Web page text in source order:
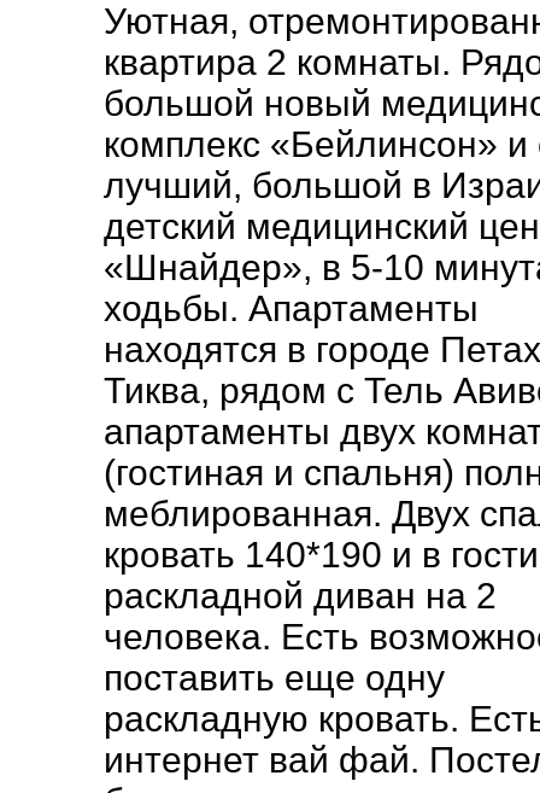
Уютная,
квартира 2 комнаты.
большой новый
комплекс «Бейлинсон»
лучший, большой в
детский медицинский
«Шнайдер», в 5-10
ходьбы. Апартаменты
находятся в городе Петах
Тиква, рядом с Тель
апартаменты двух
(гостиная и спальня)
меблированная. Двух
кровать 140*190 и в
раскладной диван на 2
человека. Есть
поставить еще одну
раскладную кровать.
интернет вай фай.